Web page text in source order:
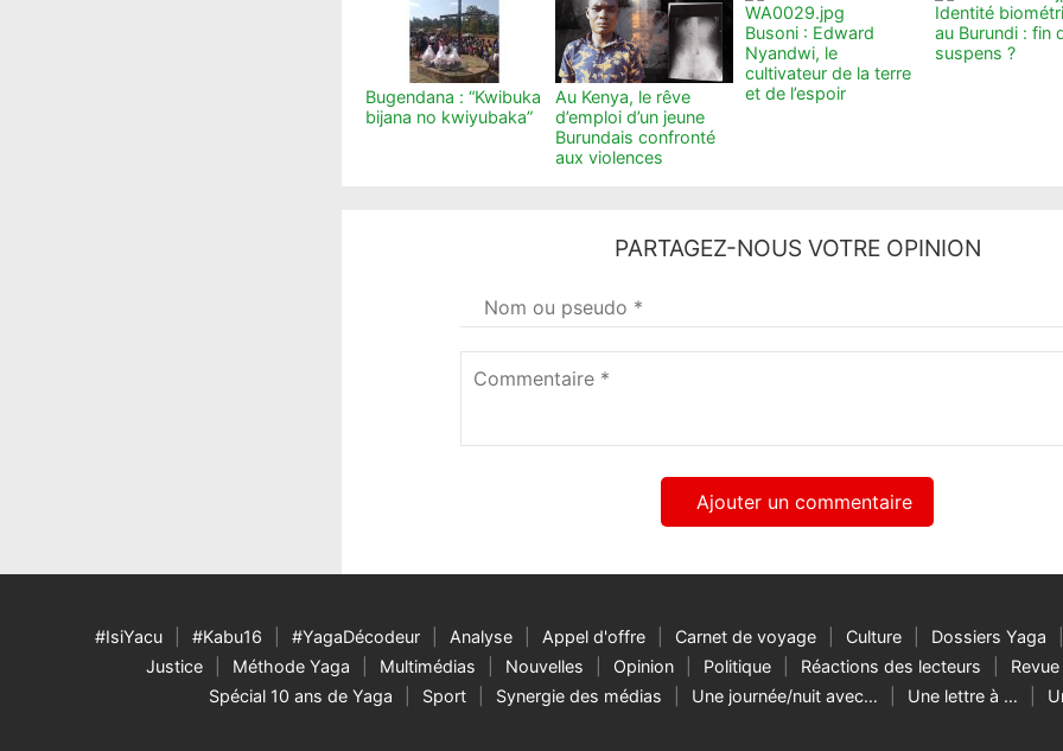
Bugendana : “Kwibuka
bijana no kwiyubaka”
Au Kenya, le rêve
d’emploi d’un jeune
Burundais confronté
aux violences
Busoni : Edward
Nyandwi, le
cultivateur de la terre
et de l’espoir
Identité
au Burundi : fin
suspens ?
PARTAGEZ-NOUS VOTRE OPINION
Votre
nom*
#IsiYacu #Kabu16 #YagaDécodeur Analyse Appel d'offre Carnet de voyage Culture Dossiers Yaga
Justice
Méthode Yaga Multimédias Nouvelles Opinion Politique Réactions des lecteurs
Spécial 10 ans de Yaga
Sport Synergie des médias Une journée/nuit avec… Une lettre à …